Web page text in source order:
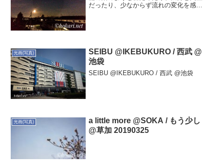
だったり、少なからず流れの変化を感じ
光画(写真)
SEIBU @IKEBUKURO / 西武 @
池袋
SEIBU @IKEBUKURO / 西武 @池袋
光画(写真)
a little more @SOKA / もう少し
@草加 20190325